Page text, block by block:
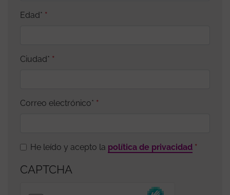
Edad*
Ciudad*
Correo electrónico*
He leído y acepto la política de privacidad
CAPTCHA